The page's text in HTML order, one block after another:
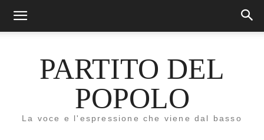
PARTITO DEL
POPOLO
La voce e l'espressione che viene dal basso